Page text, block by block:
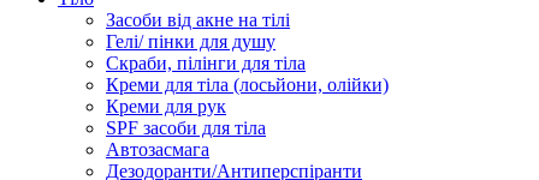
Засоби від акне на тілі
Гелі/ пінки для душу
Скраби, пілінги для тіла
Креми для тіла (лосьйони, олійки)
Креми для рук
SPF засоби для тіла
Автозасмага
Дезодоранти/Антиперспіранти